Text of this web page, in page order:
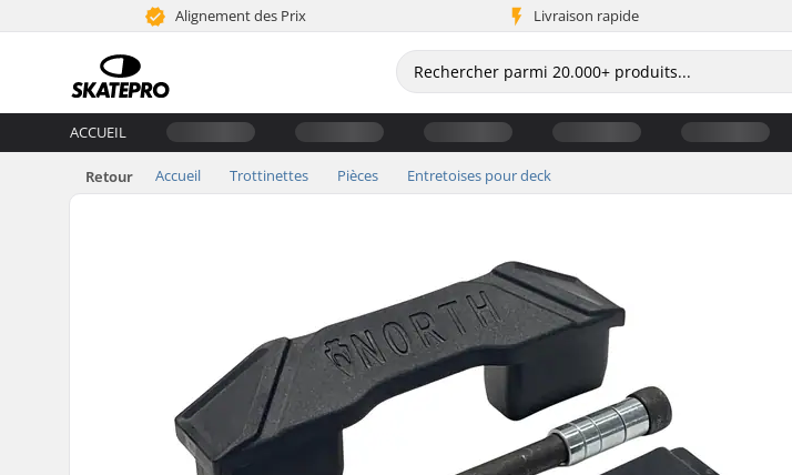
Alignement des Prix Livraison rapide
ACCUEIL
Retour Accueil Trottinettes Pièces Entretoises pour deck